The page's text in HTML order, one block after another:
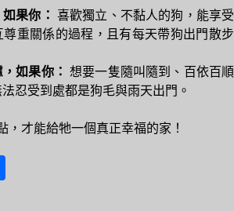
果你： 喜歡獨立、不黏人的狗，能享受
重關係的過程，且有每天帶狗出門散步
如果你： 想要一隻隨叫隨到、百依百順
忍受到處都是狗毛與雨天出門。
，才能給牠一個真正幸福的家！